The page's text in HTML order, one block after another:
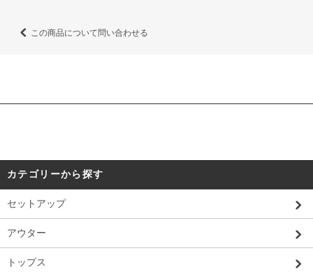
この商品について問い合わせる
カテゴリーから探す
セットアップ
アウター
トップス